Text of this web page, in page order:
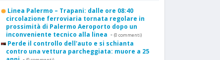
Linea Palermo – Trapani: dalle ore 08:40
circolazione ferroviaria tornata regolare in
prossimità di Palermo Aeroporto dopo un
inconveniente tecnico alla linea - (0 commenti)
Perde il controllo dell'auto e si schianta
contro una vettura parcheggiata: muore a 25